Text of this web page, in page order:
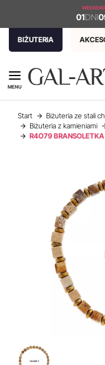
01DNI
BIŻUTERIA
MENU
Start
Biżuteria ze stali
Biżuteria z kamieniami
R4O79